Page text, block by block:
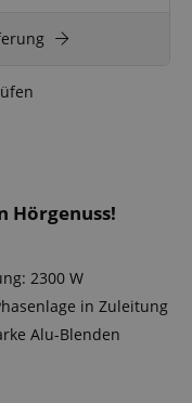
Hörgenuss!
2300 W
in Zuleitung
Alu-Blenden